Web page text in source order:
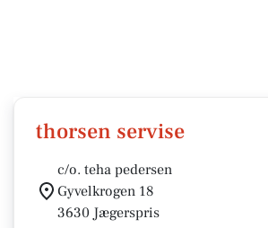
thorsen servise
c/o. teha pedersen
Gyvelkrogen 18
3630 Jægerspris